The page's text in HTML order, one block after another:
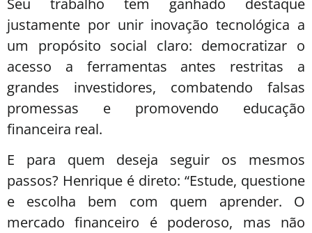
justamente por unir inovação tecnológica a
um propósito social claro: democratizar o
acesso a ferramentas antes restritas a
grandes investidores, combatendo falsas
promessas e promovendo educação
financeira real.
E para quem deseja seguir os mesmos
passos? Henrique é direto: “Estude, questione
e escolha bem com quem aprender. O
mercado financeiro é poderoso, mas não